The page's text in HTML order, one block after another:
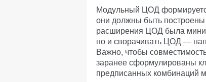
Модульный ЦОД
они должны быть
расширения ЦОД была
но и сворачивать ЦОД —
Важно, чтобы
заранее сформулированы
предписанных комбинаций